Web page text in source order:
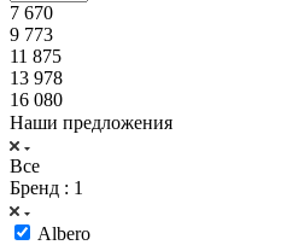
7 670
9 773
11 875
13 978
16 080
Наши предложения
Все
Бренд : 1
Albero